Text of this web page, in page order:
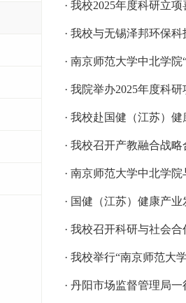
· 我校2025年度科研立
· 我校与无锡泽邦环保
· 南京师范大学中北学
· 我院举办2025年度科
· 我校赴国健（江苏）
· 我校召开产教融合战
· 南京师范大学中北学
· 国健（江苏）健康产
· 我校召开科研与社会
· 我校举行“南京师范大
· 丹阳市场监督管理局